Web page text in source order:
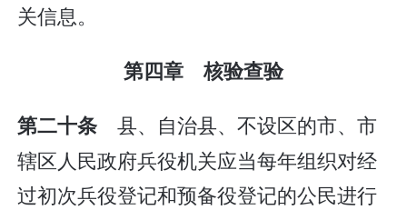
关信息。
第四章 核验查验
第二十条 县、自治县、不设区的市、市
辖区人民政府兵役机关应当每年组织对经
过初次兵役登记和预备役登记的公民进行